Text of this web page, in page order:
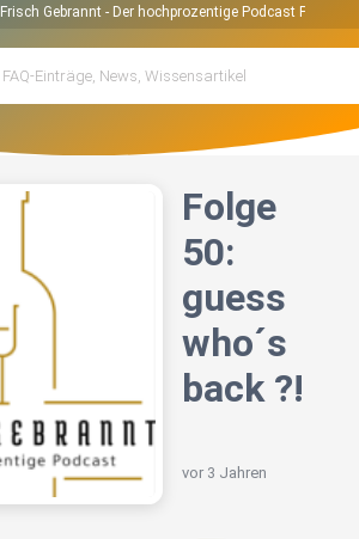
Frisch Gebrannt - Der hochprozentige Podcast Podcast
Folge
50:
guess
who´s
back ?!
vor 3 Jahren